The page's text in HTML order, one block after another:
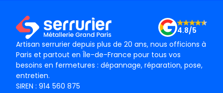
Artisan serrurier depuis plus de 20 ans, nous officions à
Paris et partout en Île-de-France pour tous vos
besoins en fermetures : dépannage, réparation, pose,
entretien.
4.8/5
SIREN : 914 560 875